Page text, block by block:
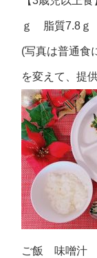
ｇ 脂質7.8ｇ
(写真は普通食
を変えて、提
ご飯 味噌汁